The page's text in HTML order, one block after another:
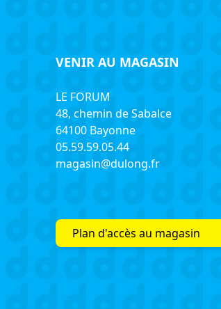
VENIR AU MAGASIN
LE FORUM
48, chemin de Sabalce
64100 Bayonne
05.59.59.05.44
magasin@dulong.fr
Plan d'accès au magasin